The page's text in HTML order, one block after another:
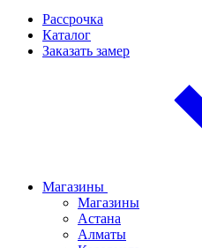
Рассрочка
Каталог
Заказать замер
Магазины
Магазины
Астана
Алматы